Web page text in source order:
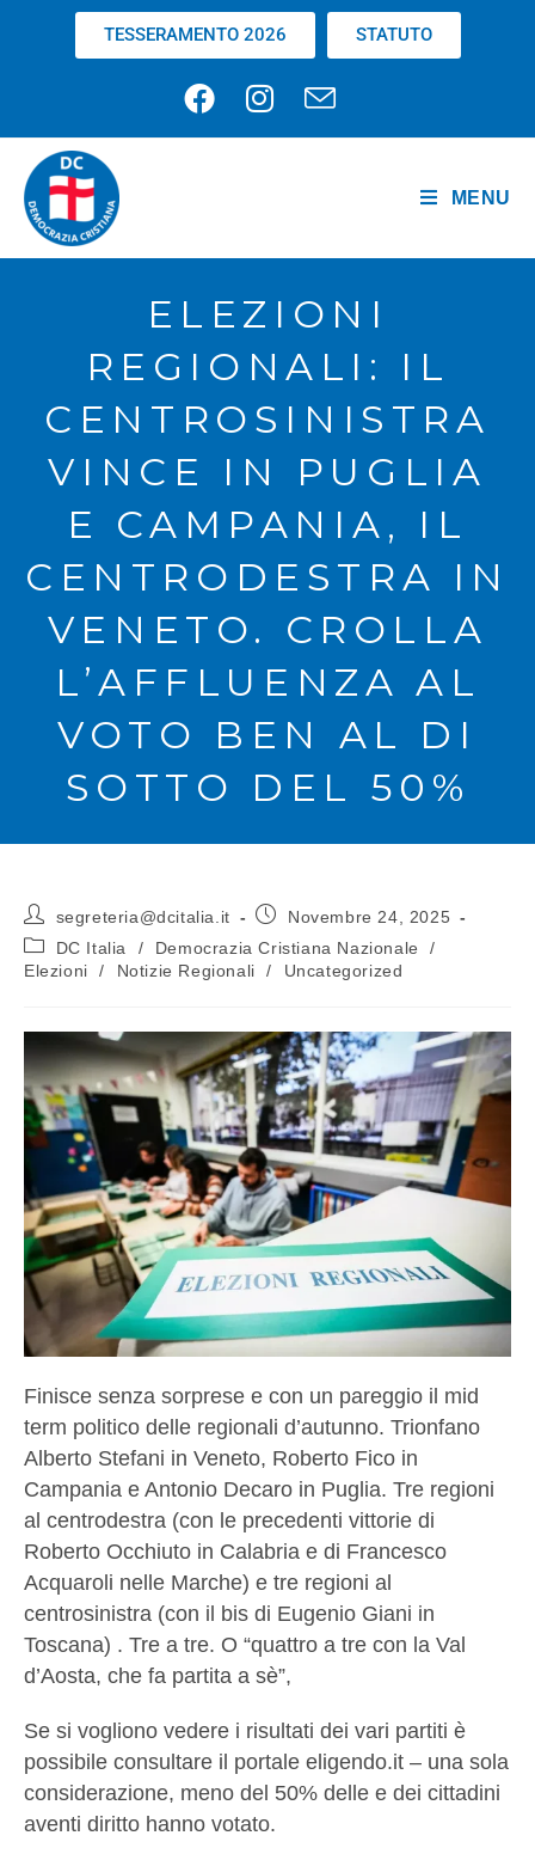
TESSERAMENTO 2026 STATUTO
MENU
ELEZIONI
REGIONALI: IL
CENTROSINISTRA
VINCE IN PUGLIA
E CAMPANIA, IL
CENTRODESTRA IN
VENETO. CROLLA
L’AFFLUENZA AL
VOTO BEN AL DI
SOTTO DEL 50%
segreteria@dcitalia.it
Novembre 24, 2025
DC Italia
/ Democrazia Cristiana Nazionale
/
Elezioni
/ Notizie Regionali / Uncategorized
Finisce senza sorprese e con un pareggio il mid
term politico delle regionali d’autunno. Trionfano
Alberto Stefani in Veneto, Roberto Fico in
Campania e Antonio Decaro in Puglia. Tre regioni
al centrodestra (con le precedenti vittorie di
Roberto Occhiuto in Calabria e di Francesco
Acquaroli nelle Marche) e tre regioni al
centrosinistra (con il bis di Eugenio Giani in
Toscana) . Tre a tre. O “quattro a tre con la Val
d’Aosta, che fa partita a sè”,
Se si vogliono vedere i risultati dei vari partiti è
possibile consultare il portale eligendo.it – una sola
considerazione, meno del 50% delle e dei cittadini
aventi diritto hanno votato.